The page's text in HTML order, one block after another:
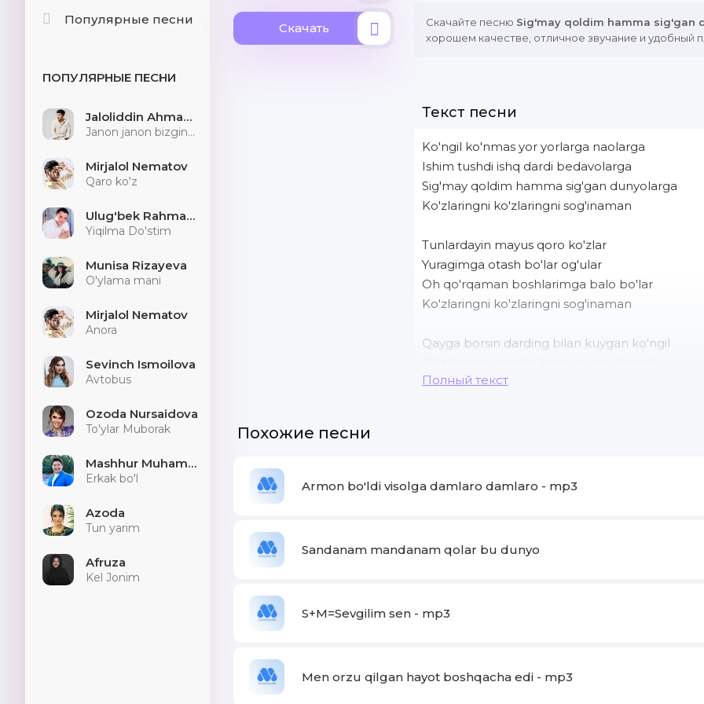
Популярные песни
ПОПУЛЯРНЫЕ ПЕСНИ
Jaloliddin Ahmadaliyev
Janon janon bizginani sog'indilarmu
Mirjalol Nematov
Qaro ko'z
Ulug'bek Rahmatullayev
Yiqilma Do'stim
Munisa Rizayeva
O'ylama mani
Mirjalol Nematov
Anora
Sevinch Ismoilova
Avtobus
Ozoda Nursaidova
To'ylar Muborak
Mashhur Muhammad
Erkak bo'l
Azoda
Tun yarim
Afruza
Kel Jonim
Скачать Скачайте песню Sig'may qoldim hamma sig'gan
хорошем качестве, отличное звучание и удобный
Текст песни
Ko'ngil ko'nmas yor yorlarga naolarga
Ishim tushdi ishq dardi bedavolarga
Sig'may qoldim hamma sig'gan dunyolarga
Ko'zlaringni ko'zlaringni sog'inaman
Tunlardayin mayus qoro ko'zlar
Yuragimga otash bo'lar og'ular
Oh qo'rqaman boshlarimga balo bo'lar
Ko'zlaringni ko'zlaringni sog'inaman
Qayga borsin darding bilan kuygan ko'ngil
Hijronlar azobiga to'ygan ko'ngil
Полный текст
Похожие песни
Armon bo'ldi visolga damlaro damlaro - mp3
Sandanam mandanam qolar bu dunyo
S+M=Sevgilim sen - mp3
Men orzu qilgan hayot boshqacha edi - mp3